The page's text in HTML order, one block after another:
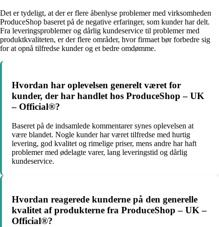
Det er tydeligt, at der er flere åbenlyse problemer med virksomheden
ProduceShop baseret på de negative erfaringer, som kunder har delt.
Fra leveringsproblemer og dårlig kundeservice til problemer med
produktkvaliteten, er der flere områder, hvor firmaet bør forbedre sig
for at opnå tilfredse kunder og et bedre omdømme.
Hvordan har oplevelsen generelt været for
kunder, der har handlet hos ProduceShop – UK
– Official®?
Baseret på de indsamlede kommentarer synes oplevelsen at
være blandet. Nogle kunder har været tilfredse med hurtig
levering, god kvalitet og rimelige priser, mens andre har haft
problemer med ødelagte varer, lang leveringstid og dårlig
kundeservice.
Hvordan reagerede kunderne på den generelle
kvalitet af produkterne fra ProduceShop – UK –
Official®?